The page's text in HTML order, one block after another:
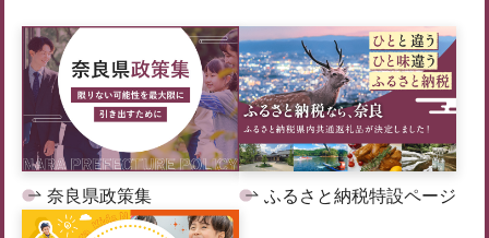
奈良県政策集 ふるさと納税特設ページ